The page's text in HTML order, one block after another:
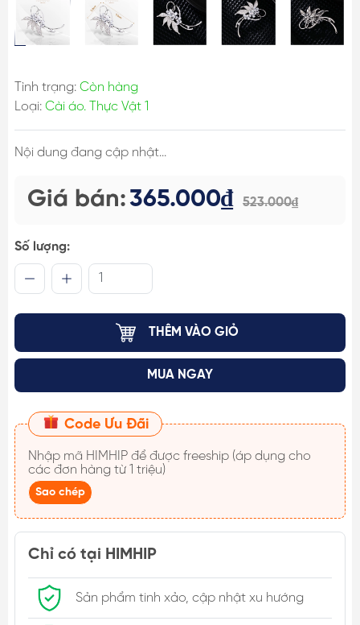
Tình trạng: Còn hàng
Loại: Cài áo. Thực Vật 1
Nội dung đang cập nhật...
Giá bán:365.000₫ 523.000₫
Số lượng:
THÊM VÀO GIỎ
MUA NGAY
Code Ưu Đãi
Nhập mã HIMHIP
các đơn hàng từ 1 triệu)
Sao chép
Chỉ có tại HIMHIP
Sản phẩm tinh xảo, cập nhật xu hướng